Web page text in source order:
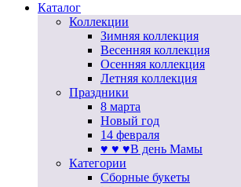
Каталог
Коллекции
Зимняя коллекция
Весенняя коллекция
Осенняя коллекция
Летняя коллекция
Праздники
8 марта
Новый год
14 февраля
♥ ♥ ♥В день Мамы
Категории
Сборные букеты